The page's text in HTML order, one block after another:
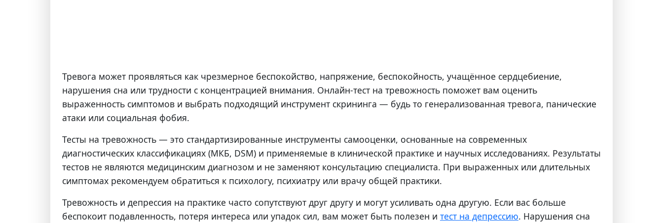
Тревога может проявляться как чрезмерное беспокойство, напряжение, беспокойность, учащённое сердцебиение,
нарушения сна или трудности с концентрацией внимания. Онлайн-тест на тревожность поможет вам оценить
выраженность симптомов и выбрать подходящий инструмент скрининга — будь то генерализованная тревога, панические
атаки или социальная фобия.
Тесты на тревожность — это стандартизированные инструменты самооценки, основанные на современных
диагностических классификациях (МКБ, DSM) и применяемые в клинической практике и научных исследованиях. Результаты
тестов не являются медицинским диагнозом и не заменяют консультацию специалиста. При выраженных или длительных
симптомах рекомендуем обратиться к психологу, психиатру или врачу общей практики.
Тревожность и депрессия на практике часто сопутствуют друг другу и могут усиливать одна другую. Если вас больше
беспокоит подавленность, потеря интереса или упадок сил, вам может быть полезен и тест на депрессию. Нарушения сна